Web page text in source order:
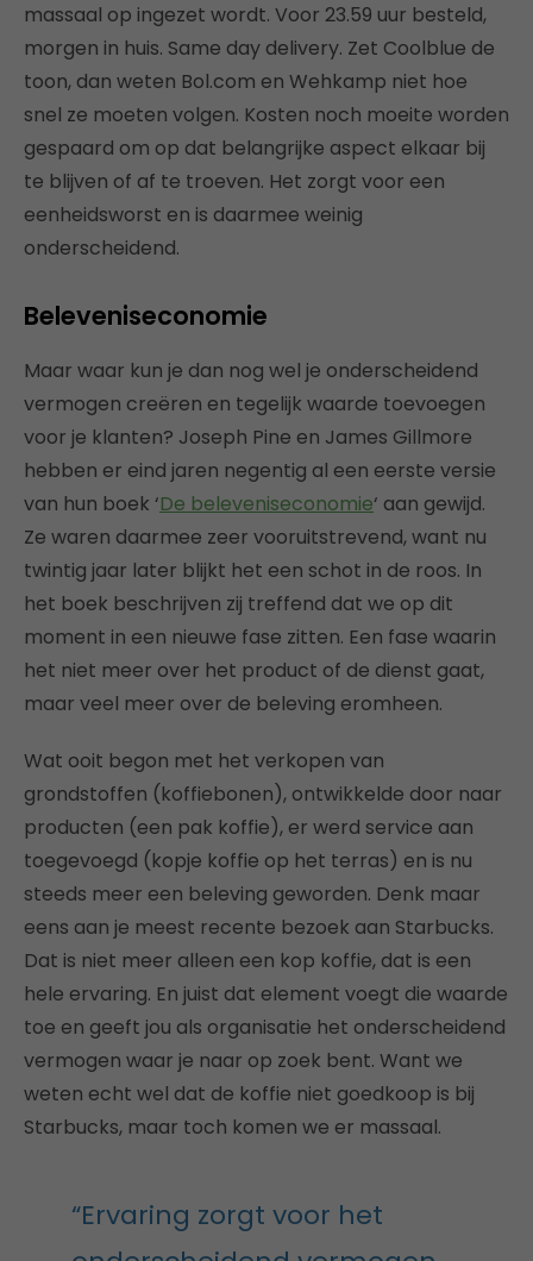
massaal op ingezet wordt. Voor 23.59 uur besteld,
morgen in huis. Same day delivery. Zet Coolblue de
toon, dan weten Bol.com en Wehkamp niet hoe
snel ze moeten volgen. Kosten noch moeite worden
gespaard om op dat belangrijke aspect elkaar bij
te blijven of af te troeven. Het zorgt voor een
eenheidsworst en is daarmee weinig
onderscheidend.
Beleveniseconomie
Maar waar kun je dan nog wel je onderscheidend
vermogen creëren en tegelijk waarde toevoegen
voor je klanten? Joseph Pine en James Gillmore
hebben er eind jaren negentig al een eerste versie
van hun boek ‘De beleveniseconomie‘ aan gewijd.
Ze waren daarmee zeer vooruitstrevend, want nu
twintig jaar later blijkt het een schot in de roos. In
het boek beschrijven zij treffend dat we op dit
moment in een nieuwe fase zitten. Een fase waarin
het niet meer over het product of de dienst gaat,
maar veel meer over de beleving eromheen.
Wat ooit begon met het verkopen van
grondstoffen (koffiebonen), ontwikkelde door naar
producten (een pak koffie), er werd service aan
toegevoegd (kopje koffie op het terras) en is nu
steeds meer een beleving geworden. Denk maar
eens aan je meest recente bezoek aan Starbucks.
Dat is niet meer alleen een kop koffie, dat is een
hele ervaring. En juist dat element voegt die waarde
toe en geeft jou als organisatie het onderscheidend
vermogen waar je naar op zoek bent. Want we
weten echt wel dat de koffie niet goedkoop is bij
Starbucks, maar toch komen we er massaal.
“Ervaring zorgt voor het